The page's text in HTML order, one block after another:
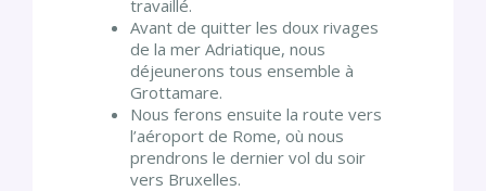
travaillé.
Avant de quitter les doux rivages
de la mer Adriatique, nous
déjeunerons tous ensemble à
Grottamare.
Nous ferons ensuite la route vers
l’aéroport de Rome, où nous
prendrons le dernier vol du soir
vers Bruxelles.